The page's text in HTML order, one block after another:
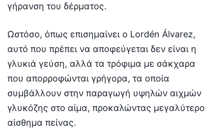
γήρανση του δέρματος.
Ωστόσο, όπως επισημαίνει ο Lordén Álvarez,
αυτό που πρέπει να αποφεύγεται δεν είναι η
γλυκιά γεύση, αλλά τα τρόφιμα με σάκχαρα
που απορροφώνται γρήγορα, τα οποία
συμβάλλουν στην παραγωγή υψηλών αιχμών
γλυκόζης στο αίμα, προκαλώντας μεγαλύτερο
αίσθημα πείνας.